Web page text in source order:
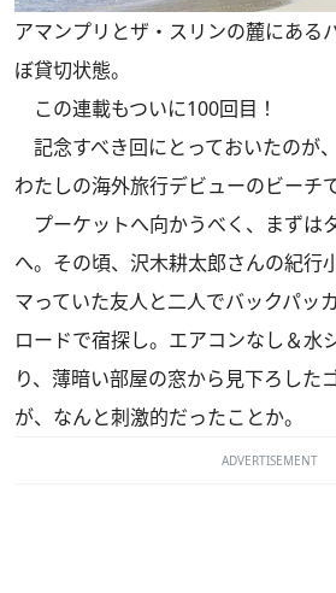
アマンプリとザ・スリンの麓にある
ぼ貸切状態。
この連載もついに100回目！
記念すべき回にとっておいたのが
わたしの海外旅行デビューのビーチで
プーケットへ向かうべく、まずは
へ。その頃、沢木耕太郎さんの紀行
マっていた友人と二人でバックパッ
ロードで宿探し。エアコンなし＆水
り、薄暗い部屋の窓から見下ろした
が、なんと刺激的だったことか。
ADVERTISEMENT